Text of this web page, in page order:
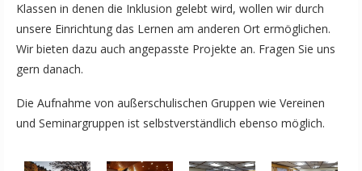
Klassen in denen die Inklusion gelebt wird, wollen wir durch
unsere Einrichtung das Lernen am anderen Ort ermöglichen.
Wir bieten dazu auch angepasste Projekte an. Fragen Sie uns
gern danach.
Die Aufnahme von außerschulischen Gruppen wie Vereinen
und Seminargruppen ist selbstverständlich ebenso möglich.